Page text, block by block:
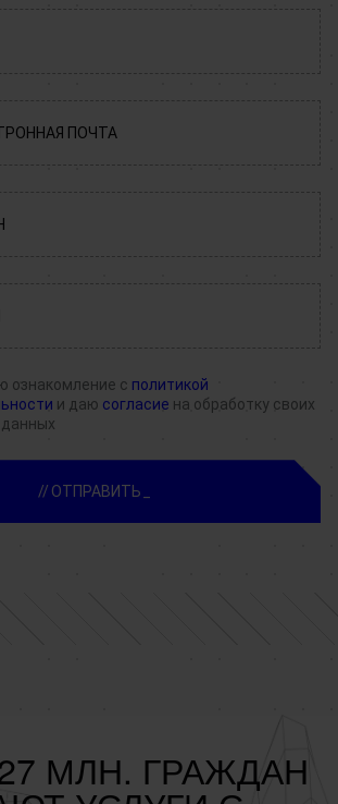
ознакомление с политикой
и даю согласие на обработку своих
ОТПРАВИТЬ
МЛН. ГРАЖДАН